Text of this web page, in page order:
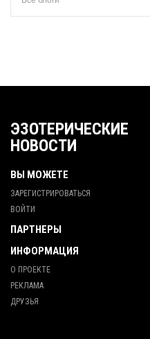
ЭЗОТЕРИЧЕСКИЕ
НОВОСТИ
ВЫ МОЖЕТЕ
ЗАРЕГИСТРИРОВАТЬСЯ
ВОЙТИ
ПАРТНЕРЫ
ИНФОРМАЦИЯ
О ПРОЕКТЕ
РЕКЛАМА
ДРУЗЬЯ